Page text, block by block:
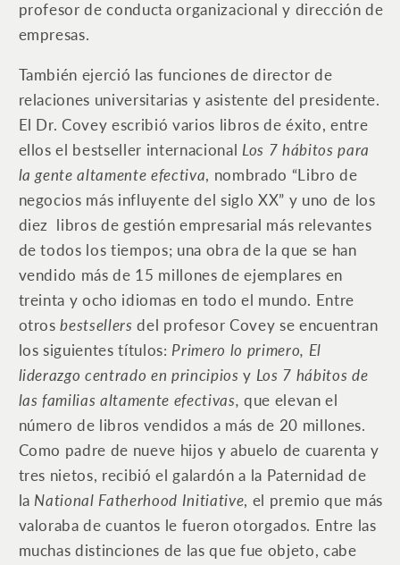
profesor de conducta organizacional y dirección de
empresas.
También ejerció las funciones de director de
relaciones universitarias y asistente del presidente.
El Dr. Covey escribió varios libros de éxito, entre
ellos el bestseller internacional Los 7 hábitos para
la gente altamente efectiva, nombrado “Libro de
negocios más influyente del siglo XX” y uno de los
diez libros de gestión empresarial más relevantes
de todos los tiempos; una obra de la que se han
vendido más de 15 millones de ejemplares en
treinta y ocho idiomas en todo el mundo. Entre
otrosbestsellers del profesor Covey se encuentran
los siguientes títulos: Primero lo primero, El
liderazgo centrado en principios y Los 7 hábitos de
las familias altamente efectivas, que elevan el
número de libros vendidos a más de 20 millones.
Como padre de nueve hijos y abuelo de cuarenta y
tres nietos, recibió el galardón a la Paternidad de
la National Fatherhood Initiative, el premio que más
valoraba de cuantos le fueron otorgados. Entre las
muchas distinciones de las que fue objeto, cabe